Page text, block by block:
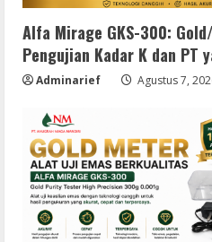
Alfa Mirage GKS-300:
Pengujian Kadar K dan PT
Adminarief Agustus 7,